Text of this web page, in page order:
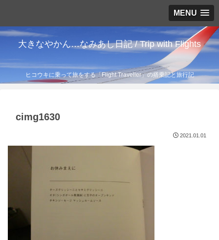
MENU
大きなやかん…なみあし日記 / Trip with Flights
ヒコウキに乗って旅をする「Flight Traveller」の搭乗記と旅行記
cimg1630
2021.01.01